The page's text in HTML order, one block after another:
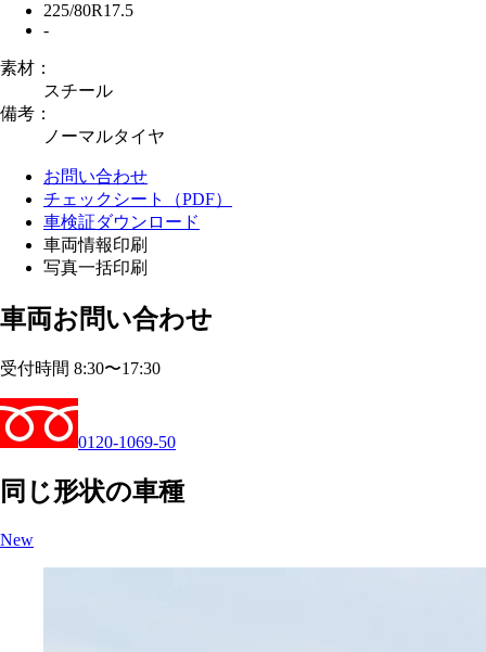
225/80R17.5
-
素材：
スチール
備考：
ノーマルタイヤ
お問い合わせ
チェックシート（PDF）
車検証ダウンロード
車両情報印刷
写真一括印刷
車両お問い合わせ
受付時間 8:30〜17:30
0120-1069-50
同じ形状の車種
New